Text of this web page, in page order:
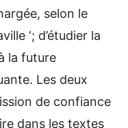
selon le
‘; d’étudier la
la future
Les deux
de confiance
dans les textes